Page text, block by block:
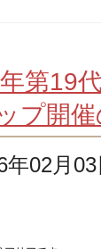
第19
プ開
年02月